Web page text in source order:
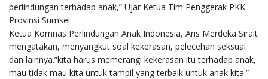
perlindungan terhadap anak,” Ujar Ketua Tim Penggerak PKK
Provinsi Sumsel
Ketua Komnas Perlindungan Anak Indonesia, Aris Merdeka Sirait
mengatakan, menyangkut soal kekerasan, pelecehan seksual
dan lainnya.”kita harus memerangi kekerasan itu terhadap anak,
mau tidak mau kita untuk tampil yang terbaik untuk anak kita.”